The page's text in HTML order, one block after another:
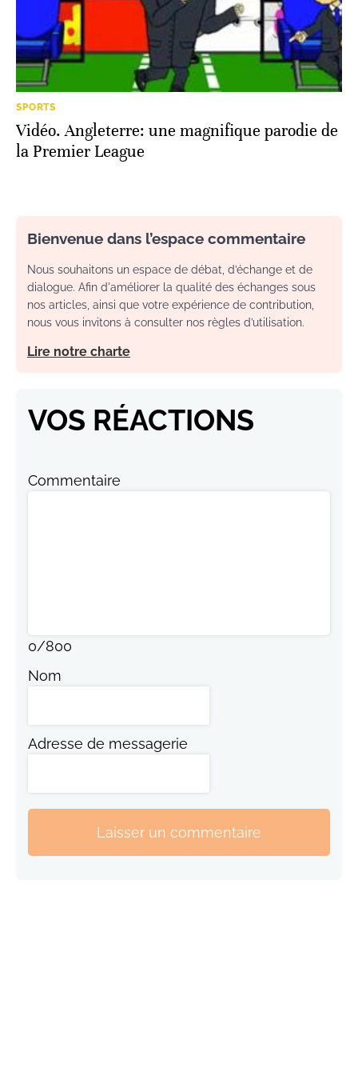
SPORTS
Vidéo. Angleterre: une magnifique parodie de
la Premier League
Bienvenue dans l’espace commentaire
Nous souhaitons un espace de débat, d’échange et de
dialogue. Afin d'améliorer la qualité des échanges sous
nos articles, ainsi que votre expérience de contribution,
nous vous invitons à consulter nos règles d’utilisation.
Lire notre charte
VOS RÉACTIONS
Commentaire
0/800
Nom
Adresse de messagerie
Laisser un commentaire